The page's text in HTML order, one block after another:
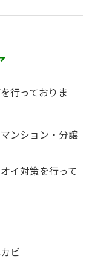
行っておりま
ンション・分譲
イ対策を行って
ビ